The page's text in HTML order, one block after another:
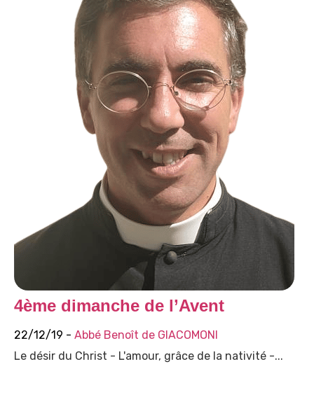
4ème dimanche de l’Avent
22/12/19 - Abbé Benoît de GIACOMONI
Le désir du Christ - L'amour, grâce de la nativité -...